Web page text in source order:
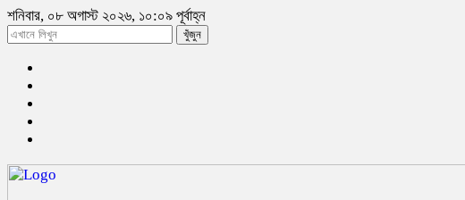
শনিবার, ০৮ অগাস্ট ২০২৬, ১০:০৯ পূর্বাহ্ন
খুঁজুন